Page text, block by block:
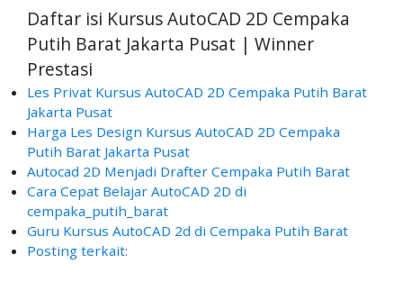
Daftar isi Kursus AutoCAD 2D Cempaka
Putih Barat Jakarta Pusat | Winner
Prestasi
Les Privat Kursus AutoCAD 2D Cempaka Putih Barat
Jakarta Pusat
Harga Les Design Kursus AutoCAD 2D Cempaka
Putih Barat Jakarta Pusat
Autocad 2D Menjadi Drafter Cempaka Putih Barat
Cara Cepat Belajar AutoCAD 2D di
cempaka_putih_barat
Guru Kursus AutoCAD 2d di Cempaka Putih Barat
Posting terkait: